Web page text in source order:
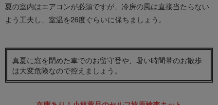
夏の室内はエアコンが必須ですが、冷房の風は直接当たらない
よう工夫し、室温を26度ぐらいに保ちましょう。
真夏に窓を閉めた車でのお留守番や、暑い時間帯のお散歩
は大変危険なので控えましょう。